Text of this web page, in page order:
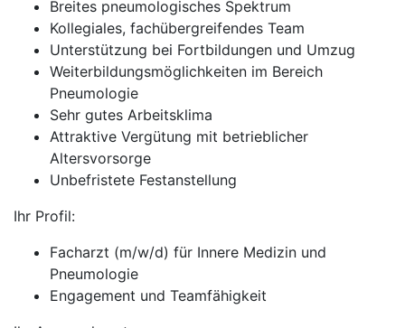
Breites pneumologisches Spektrum
Kollegiales, fachübergreifendes Team
Unterstützung bei Fortbildungen und Umzug
Weiterbildungsmöglichkeiten im Bereich
Pneumologie
Sehr gutes Arbeitsklima
Attraktive Vergütung mit betrieblicher
Altersvorsorge
Unbefristete Festanstellung
Ihr Profil:
Facharzt (m/w/d) für Innere Medizin und
Pneumologie
Engagement und Teamfähigkeit